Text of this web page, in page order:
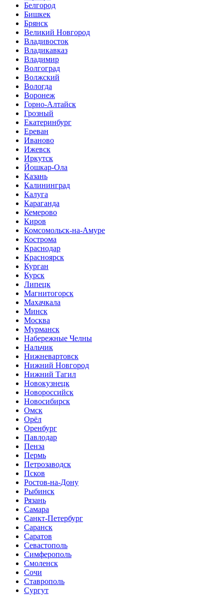
Белгород
Бишкек
Брянск
Великий Новгород
Владивосток
Владикавказ
Владимир
Волгоград
Волжский
Вологда
Воронеж
Горно-Алтайск
Грозный
Екатеринбург
Ереван
Иваново
Ижевск
Иркутск
Йошкар-Ола
Казань
Калининград
Калуга
Караганда
Кемерово
Киров
Комсомольск-на-Амуре
Кострома
Краснодар
Красноярск
Курган
Курск
Липецк
Магнитогорск
Махачкала
Минск
Москва
Мурманск
Набережные Челны
Нальчик
Нижневартовск
Нижний Новгород
Нижний Тагил
Новокузнецк
Новороссийск
Новосибирск
Омск
Орёл
Оренбург
Павлодар
Пенза
Пермь
Петрозаводск
Псков
Ростов-на-Дону
Рыбинск
Рязань
Самара
Санкт-Петербург
Саранск
Саратов
Севастополь
Симферополь
Смоленск
Сочи
Ставрополь
Сургут